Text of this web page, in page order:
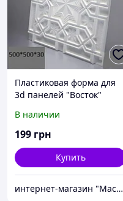
Пластиковая форма для
3d панелей "Восток"
панелей из абс пластика)
В наличии
199 грн
Купить
интернет-магазин "Мастер-Форм"